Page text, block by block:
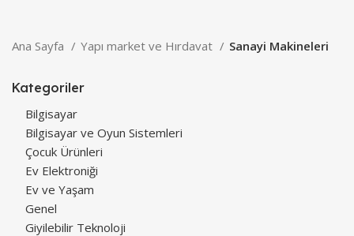
Ana Sayfa Yapı market ve Hırdavat Sanayi Makineleri
Kategoriler
Bilgisayar
Bilgisayar ve Oyun Sistemleri
Çocuk Ürünleri
Ev Elektroniği
Ev ve Yaşam
Genel
Giyilebilir Teknoloji